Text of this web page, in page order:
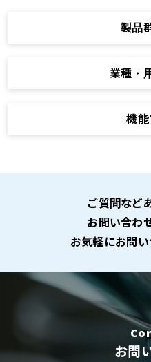
製品
業種・
機
ご質問など
お問い合わ
お気軽にお問い
お問